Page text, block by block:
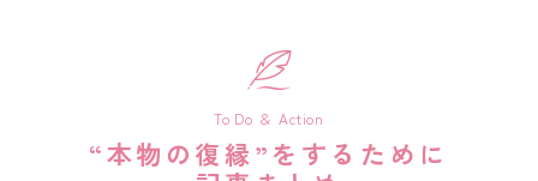
検索
To Do ＆ Action
“本物の復縁”をするために